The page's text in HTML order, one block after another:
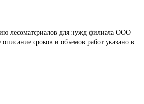
лесоматериалов для нужд филиала ООО
сроков и объёмов работ указано в